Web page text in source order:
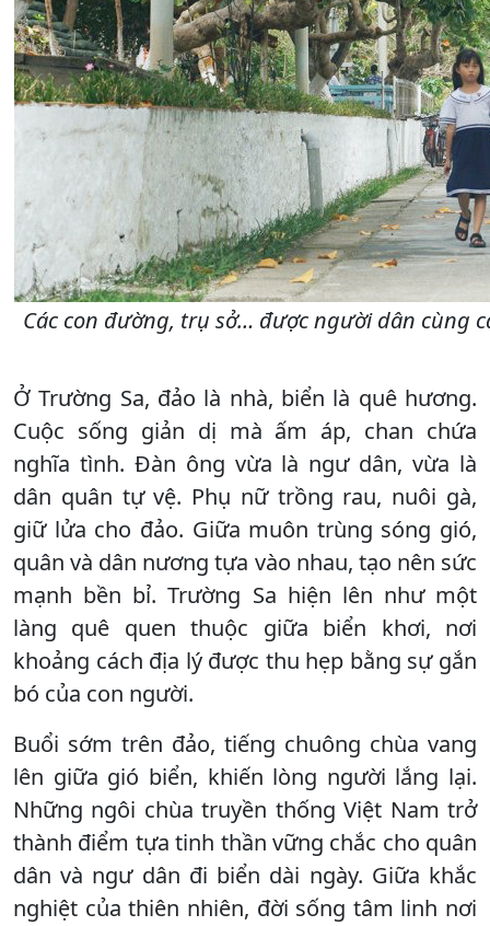
Các con đường, trụ sở… được người dân cùng
Ở Trường Sa, đảo là nhà, biển là quê hương.
Cuộc sống giản dị mà ấm áp, chan chứa
nghĩa tình. Đàn ông vừa là ngư dân, vừa là
dân quân tự vệ. Phụ nữ trồng rau, nuôi gà,
giữ lửa cho đảo. Giữa muôn trùng sóng gió,
quân và dân nương tựa vào nhau, tạo nên sức
mạnh bền bỉ. Trường Sa hiện lên như một
làng quê quen thuộc giữa biển khơi, nơi
khoảng cách địa lý được thu hẹp bằng sự gắn
bó của con người.
Buổi sớm trên đảo, tiếng chuông chùa vang
lên giữa gió biển, khiến lòng người lắng lại.
Những ngôi chùa truyền thống Việt Nam trở
thành điểm tựa tinh thần vững chắc cho quân
dân và ngư dân đi biển dài ngày. Giữa khắc
nghiệt của thiên nhiên, đời sống tâm linh nơi